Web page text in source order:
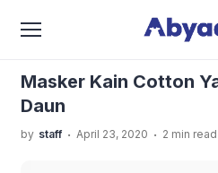
›
Masker Kain Cotton
Daun
by staff . April 23, 2020 . 2 min read